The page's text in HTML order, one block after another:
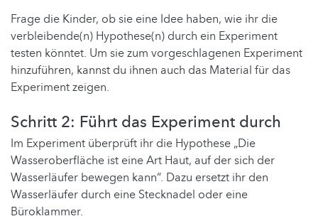
Frage die Kinder, ob sie eine Idee haben, wie ihr die
verbleibende(n) Hypothese(n) durch ein Experiment
testen könntet. Um sie zum vorgeschlagenen Experiment
hinzuführen, kannst du ihnen auch das Material für das
Experiment zeigen.
Schritt 2: Führt das Experiment durch
Im Experiment überprüft ihr die Hypothese „Die
Wasseroberfläche ist eine Art Haut, auf der sich der
Wasserläufer bewegen kann“. Dazu ersetzt ihr den
Wasserläufer durch eine Stecknadel oder eine
Büroklammer.